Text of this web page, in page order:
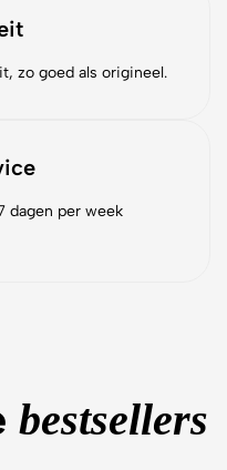
zo goed als origineel.
dagen per week
bestsellers